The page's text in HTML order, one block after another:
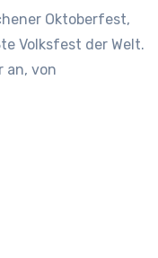
Oktoberfest,
Volksfest der Welt.
an, von